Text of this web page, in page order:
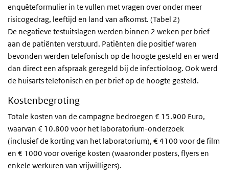
enquêteformulier in te vullen met vragen over onder meer
risicogedrag, leeftijd en land van afkomst. (Tabel 2)
De negatieve testuitslagen werden binnen 2 weken per brief
aan de patiënten verstuurd. Patiënten die positief waren
bevonden werden telefonisch op de hoogte gesteld en er werd
dan direct een afspraak geregeld bij de infectioloog. Ook werd
de huisarts telefonisch en per brief op de hoogte gesteld.
Kostenbegroting
Totale kosten van de campagne bedroegen € 15.900 Euro,
waarvan € 10.800 voor het laboratorium-onderzoek
(inclusief de korting van het laboratorium), € 4100 voor de film
en € 1000 voor overige kosten (waaronder posters, flyers en
enkele werkuren van vrijwilligers).